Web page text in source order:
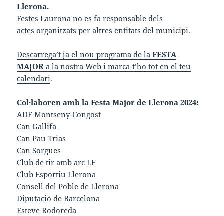
Llerona.
Festes Laurona no es fa responsable dels
actes organitzats per altres entitats del municipi.
Descarrega’t ja el nou programa de laFESTA
MAJOR a la nostra Web i marca-t’ho tot en el teu
calendari.
Col·laboren amb la Festa Major de Llerona 2024:
ADF Montseny-Congost
Can Gallifa
Can Pau Trias
Can Sorgues
Club de tir amb arc LF
Club Esportiu Llerona
Consell del Poble de Llerona
Diputació de Barcelona
Esteve Rodoreda